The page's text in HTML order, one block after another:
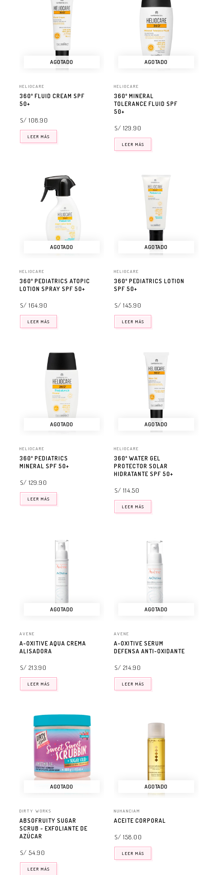
AGOTADO
HELIOCARE
360º FLUID CREAM SPF
50+
S/ 108.90
LEER MÁS
AGOTADO
HELIOCARE
360º MINERAL
TOLERANCE FLUID SPF
50+
S/ 129.90
LEER MÁS
AGOTADO
HELIOCARE
360º PEDIATRICS ATOPIC
LOTION SPRAY SPF 50+
S/ 164.90
LEER MÁS
AGOTADO
HELIOCARE
360º PEDIATRICS LOTION
SPF 50+
S/ 145.90
LEER MÁS
AGOTADO
HELIOCARE
360º PEDIATRICS
MINERAL SPF 50+
S/ 129.90
LEER MÁS
AGOTADO
HELIOCARE
360º WATER GEL
PROTECTOR SOLAR
HIDRATANTE SPF 50+
S/ 114.50
LEER MÁS
AGOTADO
AVENE
A-OXITIVE AQUA CREMA
ALISADORA
S/ 213.90
LEER MÁS
AGOTADO
AVENE
A-OXITIVE SERUM
DEFENSA ANTI-OXIDANTE
S/ 214.90
LEER MÁS
AGOTADO
DIRTY WORKS
ABSOFRUITY SUGAR
SCRUB - EXFOLIANTE DE
AZÚCAR
S/ 54.90
LEER MÁS
AGOTADO
NUHANCIAM
ACEITE CORPORAL
S/ 158.00
LEER MÁS